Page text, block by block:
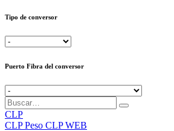
Tipo de conversor
Puerto Fibra del conversor
CLP
CLP Peso CLP WEB